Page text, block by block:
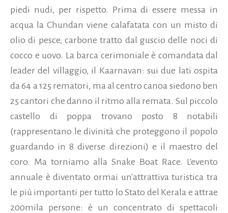
piedi nudi, per rispetto. Prima di essere messa in
acqua la Chundan viene calafatata con un misto di
olio di pesce, carbone tratto dal guscio delle noci di
cocco e uovo. La barca cerimoniale è comandata dal
leader del villaggio, il Kaarnavan: sui due lati ospita
da 64 a 125 rematori, ma al centro canoa siedono ben
25 cantori che danno il ritmo alla remata. Sul piccolo
castello di poppa trovano posto 8 notabili
(rappresentano le divinità che proteggono il popolo
guardando in 8 diverse direzioni) e il maestro del
coro. Ma torniamo alla Snake Boat Race. L'evento
annuale è diventato ormai un'attrattiva turistica tra
le più importanti per tutto lo Stato del Kerala e attrae
200mila persone: è un concentrato di spettacoli